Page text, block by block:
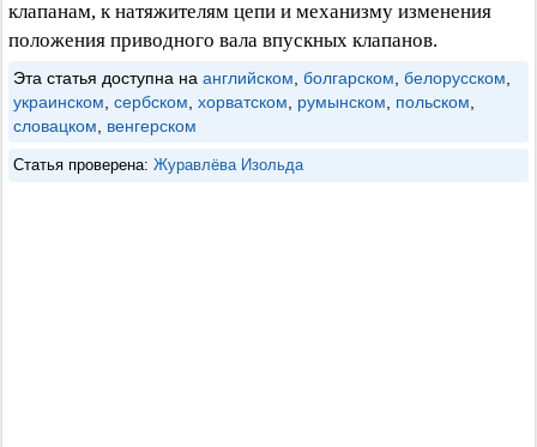
клапанам, к натяжителям цепи и механизму изменения
положения приводного вала впускных клапанов.
Эта статья доступна на английском болгарском белорусском
украинском сербском хорватском румынском польском
словацком
венгерском
Статья проверена: Журавлёва Изольда